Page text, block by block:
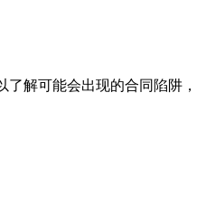
解可能会出现的合同陷阱，